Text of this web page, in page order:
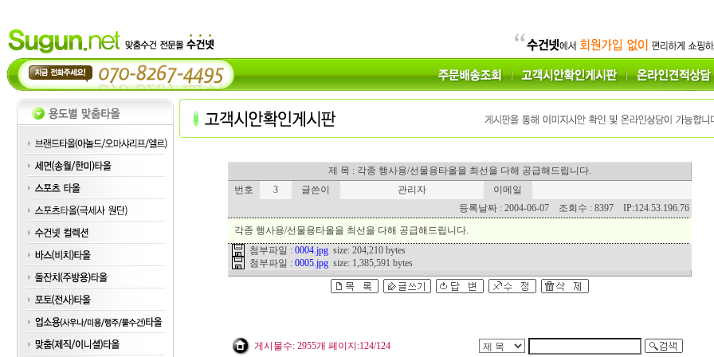
제 목 : 각종 행사용/선물용타올을 최선을 다해 공급해드립니다.
번호
3 글쓴이 관리자
이메일
등록날짜 : 2004-06-07 조회수 : 8397 IP:124.53.196.76
각종 행사용/선물용타올을 최선을 다해 공급해드립니다.
첨부파일 : 0004.jpgsize: 204,210 bytes
첨부파일 : 0005.jpgsize: 1,385,591 bytes
게시물수: 2955개 페이지:124/124